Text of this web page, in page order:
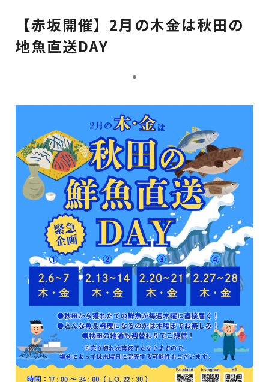
【赤坂開催】2月の木金は秋田の
地魚直送DAY